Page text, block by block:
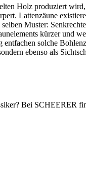
Holz produziert
Lattenzäune
Muster:
kürzer und
solche
ebenso als
? Bei SCHEERER